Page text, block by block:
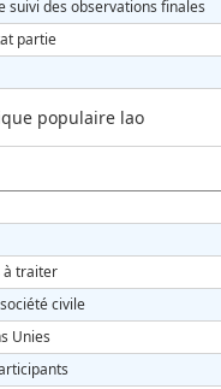
suivi des observations finales
partie
populaire lao
à traiter
civile
Unies